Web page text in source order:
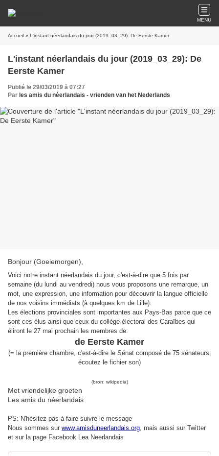
MENU
Accueil » L'instant néerlandais du jour (2019_03_29): De Eerste Kamer
L'instant néerlandais du jour (2019_03_29): De
Eerste Kamer
Publié le 29/03/2019 à 07:27
Par les amis du néerlandais - vrienden van het Nederlands
Bonjour (Goeiemorgen),
Voici notre instant néerlandais du jour, c'est-à-dire que 5 fois par
semaine (du lundi au vendredi) nous vous proposons une remarque, un
mot, une expression, une information pour découvrir la langue officielle
de nos voisins immédiats (à quelques km de Lille).
Les élections provinciales sont importantes aux Pays-Bas parce que ce
sont ces élus ainsi que ceux du collège électoral des Caraïbes qui
éliront le 27 mai prochain les membres de:
de Eerste Kamer
(= l a première chambre, c'est-à-dire le Sénat composé de 75 sénateurs;
écoutez le fichier son)
(bron: wikipedia)
Met vriendelijke groeten
Les amis du néerlandais
PS: N'hésitez pas à faire suivre le message
Nous sommes sur www.amisduneerlandais.org, mais aussi sur Twitter
et sur la page Facebook Lea Neerlandais